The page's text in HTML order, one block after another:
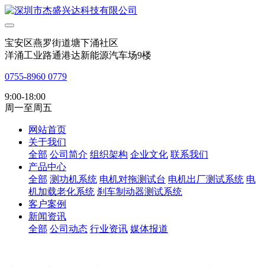
宝安区燕罗街道塘下涌社区
洋涌工业路通港达新能源汽车场9楼
0755-8960 0779
9:00-18:00
周一至周五
网站首页
关于我们
全部 公司简介 组织架构 企业文化 联系我们
产品中心
全部 测功机系统 电机对拖测试台 电机出厂测试系统 电
机加载老化系统 刹车制动器测试系统
客户案例
新闻资讯
全部 公司动态 行业资讯 媒体报道